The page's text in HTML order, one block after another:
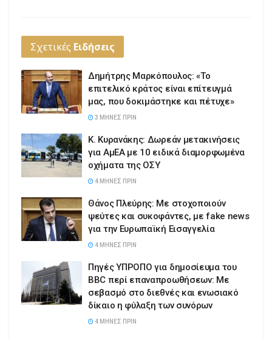
Σχετικές Ειδήσεις
Δημήτρης Μαρκόπουλος: «Το
επιτελικό κράτος είναι επίτευγμά
μας, που δοκιμάστηκε και πέτυχε»
3 ΜΉΝΕΣ ΠΡΙΝ
Κ. Κυρανάκης: Δωρεάν μετακινήσεις
για ΑμΕΑ με 10 ειδικά διαμορφωμένα
οχήματα της ΟΣΥ
4 ΜΉΝΕΣ ΠΡΙΝ
Θάνος Πλεύρης: Με στοχοποιούν
ψεύτες και συκοφάντες, με fake news
για την Ευρωπαϊκή Εισαγγελία
4 ΜΉΝΕΣ ΠΡΙΝ
Πηγές ΥΠΡΟΠΟ για δημοσίευμα του
BBC περί επαναπροωθήσεων: Με
σεβασμό στο διεθνές και ενωσιακό
δίκαιο η φύλαξη των συνόρων
4 ΜΉΝΕΣ ΠΡΙΝ